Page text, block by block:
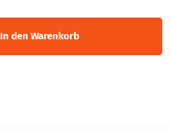
In den Warenkorb